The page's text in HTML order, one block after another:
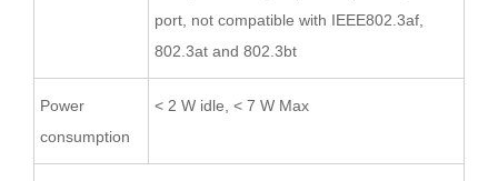
port, not compatible with IEEE802.3af,
802.3at and 802.3bt
Power
consumption
< 2 W idle, < 7 W Max